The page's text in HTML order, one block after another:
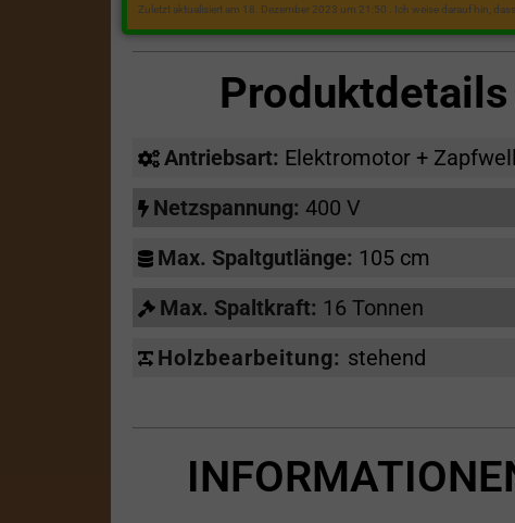
Zuletzt aktualisiert am 18. Dezember 2023 um 21:50 . Ich weise darauf hin,
Antriebsart: Elektromotor +
Netzspannung: 400 V
Max. Spaltgutlänge: 105 cm
Max. Spaltkraft: 16 Tonnen
Holzbearbeitung: stehend